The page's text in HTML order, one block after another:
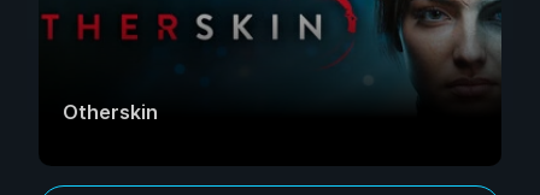
Otherskin